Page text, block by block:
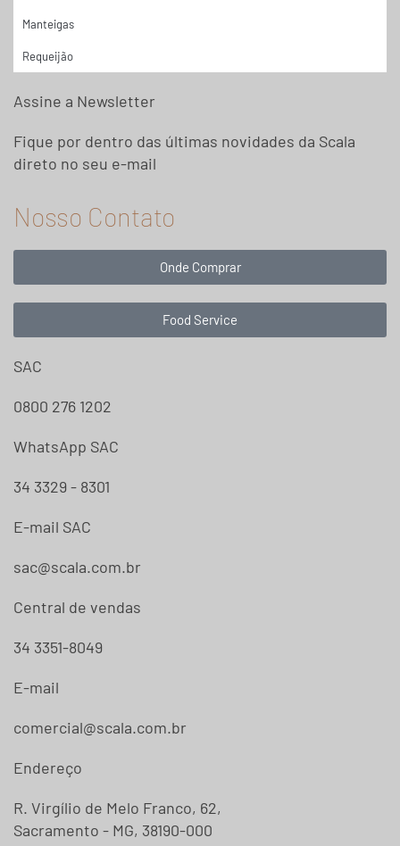
Manteigas
Requeijão
Assine a Newsletter
Fique por dentro das últimas novidades da Scala
direto no seu e-mail
Nosso Contato
Onde Comprar
Food Service
SAC
0800 276 1202
WhatsApp SAC
34 3329 - 8301
E-mail SAC
sac@scala.com.br
Central de vendas
34 3351-8049
E-mail
comercial@scala.com.br
Endereço
R. Virgílio de Melo Franco, 62,
Sacramento - MG, 38190-000